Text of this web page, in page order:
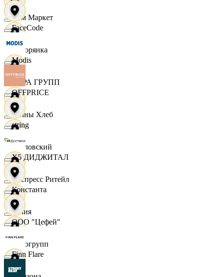
Хом Маркет
Хуторянка
ЦЕРА ГРУПП
Челны Хлеб
Чкаловский
Экспресс Ритейл
Юлия
Яркогрупп
FaceCode
Modis
OFFPRICE
string
X5 ДИДЖИТАЛ
Константа
ООО "Цефей"
Finn Flare